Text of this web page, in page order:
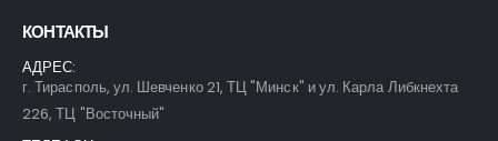
КОНТАКТЫ
АДРЕС:
г. Тирасполь, ул. Шевченко 21, ТЦ "Минск" и ул. Карла Либкнехта
226, ТЦ "Восточный"